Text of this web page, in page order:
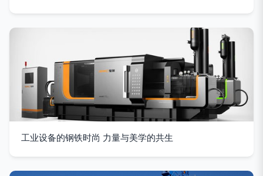
工业设备的钢铁时尚 力量与美学的共生